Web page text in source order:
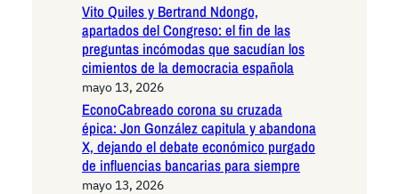
Vito Quiles y Bertrand Ndongo,
apartados del Congreso: el fin de las
preguntas incómodas que sacudían los
cimientos de la democracia española
mayo 13, 2026
EconoCabreado corona su cruzada
épica: Jon González capitula y abandona
X, dejando el debate económico purgado
de influencias bancarias para siempre
mayo 13, 2026